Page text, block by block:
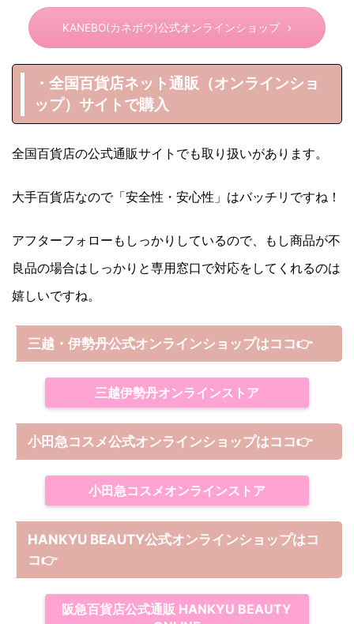
KANEBO(カネボウ)公式オンラインショップ
・全国百貨店ネット通販（オンラインショ
ップ）サイトで購入
全国百貨店の公式通販サイトでも取り扱いがあります。
大手百貨店なので「安全性・安心性」はバッチリですね！
アフターフォローもしっかりしているので、もし商品が不
良品の場合はしっかりと専用窓口で対応をしてくれるのは
嬉しいですね。
三越・伊勢丹公式オンラインショップはココ👉
三越伊勢丹オンラインストア
小田急コスメ公式オンラインショップはココ👉
小田急コスメオンラインストア
HANKYU BEAUTY公式オンラインショップはコ
コ👉
阪急百貨店公式通販 HANKYU BEAUTY